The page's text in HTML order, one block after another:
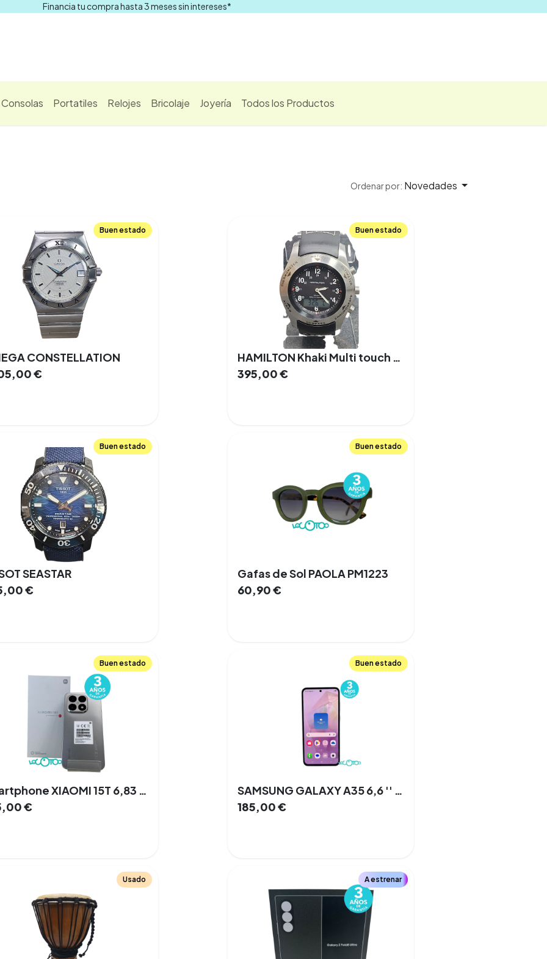
Financia tu compra hasta 3 meses sin intereses*
Consolas Portatiles Relojes Bricolaje Joyería Todos los Productos
Ordenar por: Novedades
Buen estado
CONSTELLATION
€
Buen estado
HAMILTON Khaki Multi touch (H915241)
395,00€
Buen estado
SEASTAR
€
Buen estado
Gafas de Sol PAOLA PM1223
60,90€
Buen estado
Smartphone XIAOMI 15T 6,83 '' 12 GB 256 GB Doble SIM 5G NFC
€
Buen estado
SAMSUNG GALAXY A35 6,6 '' 6 GB 128 GB 3 Cámaras Doble SIM 5G NFC
185,00€
Usado A estrenar